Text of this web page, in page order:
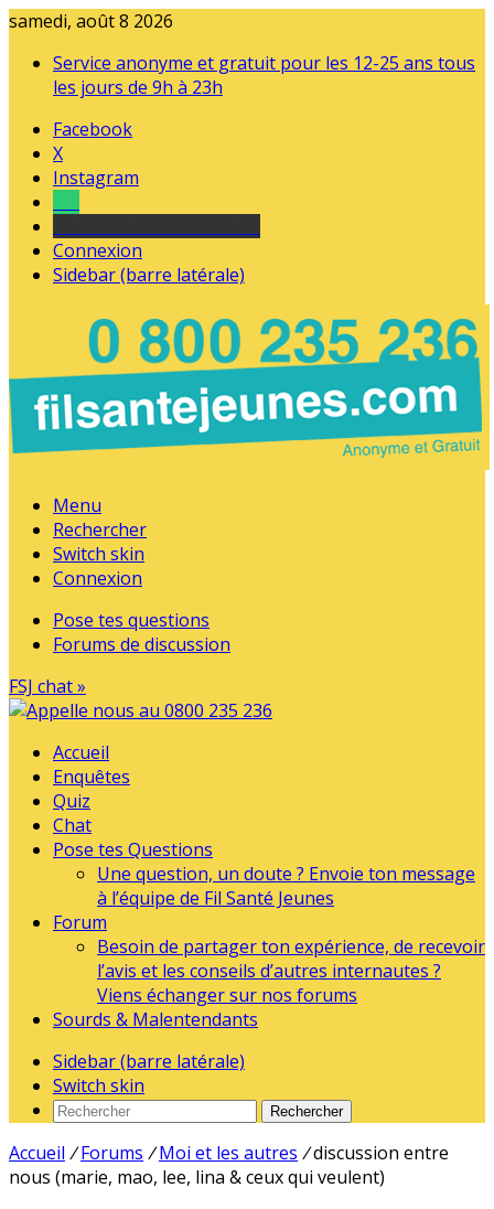
samedi, août 8 2026
Service anonyme et gratuit pour les 12-25 ans tous
les jours de 9h à 23h
Facebook
X
Instagram
Connexion
Sidebar (barre latérale)
Menu
Rechercher
Switch skin
Connexion
Pose tes questions
Forums de discussion
FSJ chat »
Accueil
Enquêtes
Quiz
Chat
Pose tes Questions
Une question, un doute ? Envoie ton message
à l’équipe de Fil Santé Jeunes
Forum
Besoin de partager ton expérience, de recevoir
l’avis et les conseils d’autres internautes ?
Viens échanger sur nos forums
Sourds & Malentendants
Sidebar (barre latérale)
Switch skin
Rechercher
Accueil / Forums / Moi et les autres /discussion entre
nous (marie, mao, lee, lina & ceux qui veulent)